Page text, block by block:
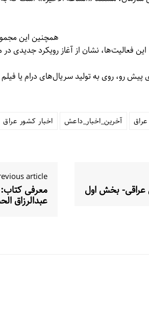
همچنین این
رو، روی به تولید سریال‌های درام یا
آخرین_اخبار_داعش اخبار کشور عراق
article
معرفی کتاب:
عبدالرزاق
عراقی- بخش اول